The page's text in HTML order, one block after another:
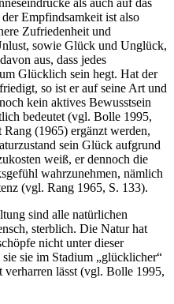
Empfindsamkeit ist also
Zufriedenheit und
sowie Glück und Unglück,
aus, dass jedes
Glücklich sein hegt. Hat der
so ist er auf seine Art und
kein aktives Bewusstsein
bedeutet (vgl. Bolle 1995,
(1965) ergänzt werden,
sein Glück aufgrund
weiß, er dennoch die
wahrzunehmen, nämlich
(vgl. Rang 1965, S. 133).
sind alle natürlichen
sterblich. Die Natur hat
nicht unter dieser
sie im Stadium „glücklicher“
lässt (vgl. Bolle 1995,